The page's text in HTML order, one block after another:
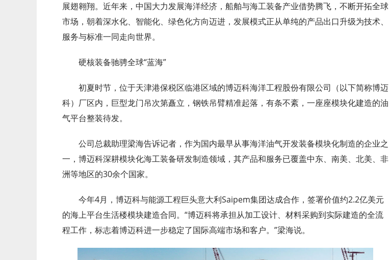
展翅翱翔。近年来，中国大力发展海洋经济，船舶与海工装备产业借势腾飞，不断开拓全球
市场，朝着深水化、智能化、绿色化方向迈进，发展模式正从单纯的产品出口升级为技术、
服务与标准一同走向世界。
硬核装备驰骋全球“蓝海”
初夏时节，位于天津港保税区临港区域的博迈科海洋工程股份有限公司（以下简称博迈
科）厂区内，巨型龙门吊次第矗立，钢铁吊臂精准起落，有条不紊，一座座模块化建造的油
气平台整装待发。
公司总裁助理梁海告诉记者，作为国内最早从事海洋油气开发装备模块化制造的企业之
一，博迈科深耕模块化海工装备研发制造领域，其产品和服务已覆盖中东、南美、北美、非
洲等地区的30余个国家。
今年4月，博迈科与能源工程巨头意大利Saipem集团达成合作，签署价值约2.2亿美元
的海上平台生活楼模块建造合同。“博迈科将承担从加工设计、材料采购到实际建造的全流
程工作，标志着博迈科进一步稳定了国际高端市场和客户。”梁海说。